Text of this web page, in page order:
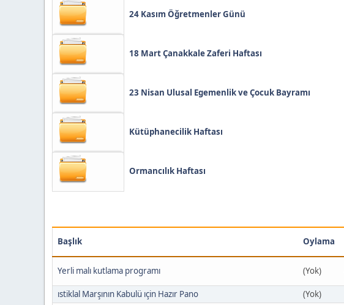
24 Kasım Öğretmenler Günü
18 Mart Çanakkale Zaferi Haftası
23 Nisan Ulusal Egemenlik ve Çocuk Bayramı
Kütüphanecilik Haftası
Ormancılık Haftası
Başlık Oylama
Yerli malı kutlama programı (Yok)
ıstiklal Marşının Kabulü ıçin Hazır Pano (Yok)